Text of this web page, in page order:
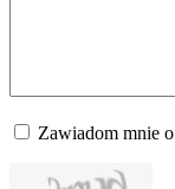
Zawiadom mnie